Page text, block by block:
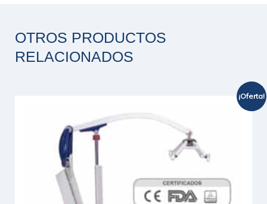
OTROS PRODUCTOS
RELACIONADOS
¡Oferta!
precio
$1.100.000.
actual
es:
$949.990.